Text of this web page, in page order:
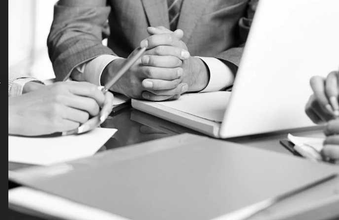
MARCUS FIELDS
Marketing Manager
This powerful theme was optimised to get the best
performance results. Tested with pagespeed insights
& co., it delivers even better results with super cache
& minification.